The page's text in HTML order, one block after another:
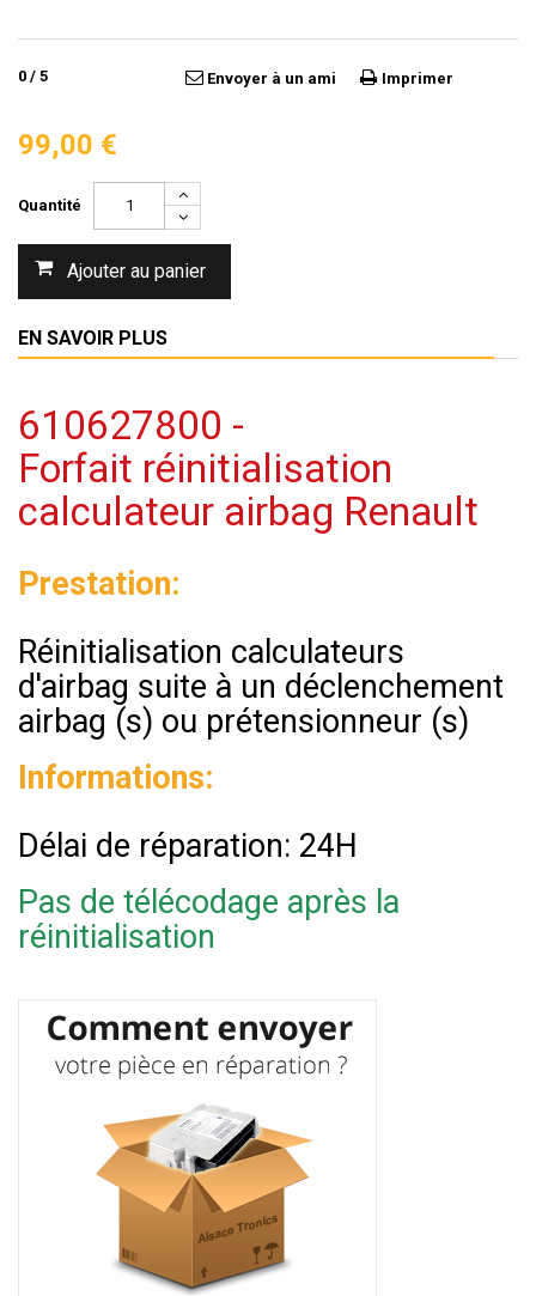
0 / 5 Envoyer à un ami Imprimer
99,00 €
Quantité
Ajouter au panier
EN SAVOIR PLUS
610627800 -
Forfait réinitialisation
calculateur airbag Renault
Prestation:
Réinitialisation calculateurs
d'airbag suite à un déclenchement
airbag (s) ou prétensionneur (s)
Informations:
Délai de réparation: 24H
Pas de télécodage après la
réinitialisation